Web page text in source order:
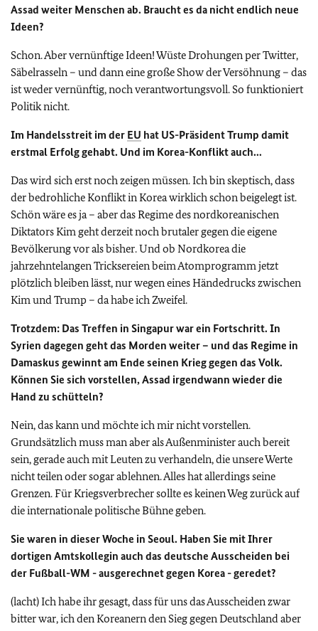
Assad weiter Menschen ab. Braucht es da nicht endlich neue
Ideen?
Schon. Aber vernünftige Ideen! Wüste Drohungen per Twitter,
Säbelrasseln – und dann eine große Show der Versöhnung – das
ist weder vernünftig, noch verantwortungsvoll. So funktioniert
Politik nicht.
Im Handelsstreit im der EU hat US-Präsident Trump damit
erstmal Erfolg gehabt. Und im Korea-Konflikt auch...
Das wird sich erst noch zeigen müssen. Ich bin skeptisch, dass
der bedrohliche Konflikt in Korea wirklich schon beigelegt ist.
Schön wäre es ja – aber das Regime des nordkoreanischen
Diktators Kim geht derzeit noch brutaler gegen die eigene
Bevölkerung vor als bisher. Und ob Nordkorea die
jahrzehntelangen Tricksereien beim Atomprogramm jetzt
plötzlich bleiben lässt, nur wegen eines Händedrucks zwischen
Kim und Trump – da habe ich Zweifel.
Trotzdem: Das Treffen in Singapur war ein Fortschritt. In
Syrien dagegen geht das Morden weiter – und das Regime in
Damaskus gewinnt am Ende seinen Krieg gegen das Volk.
Können Sie sich vorstellen, Assad irgendwann wieder die
Hand zu schütteln?
Nein, das kann und möchte ich mir nicht vorstellen.
Grundsätzlich muss man aber als Außenminister auch bereit
sein, gerade auch mit Leuten zu verhandeln, die unsere Werte
nicht teilen oder sogar ablehnen. Alles hat allerdings seine
Grenzen. Für Kriegsverbrecher sollte es keinen Weg zurück auf
die internationale politische Bühne geben.
Sie waren in dieser Woche in Seoul. Haben Sie mit Ihrer
dortigen Amtskollegin auch das deutsche Ausscheiden bei
der Fußball-WM - ausgerechnet gegen Korea - geredet?
(lacht) Ich habe ihr gesagt, dass für uns das Ausscheiden zwar
bitter war, ich den Koreanern den Sieg gegen Deutschland aber